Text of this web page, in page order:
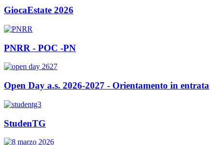
GiocaEstate 2026
PNRR - POC -PN
Open Day a.s. 2026-2027 - Orientamento in entrata
StudenTG